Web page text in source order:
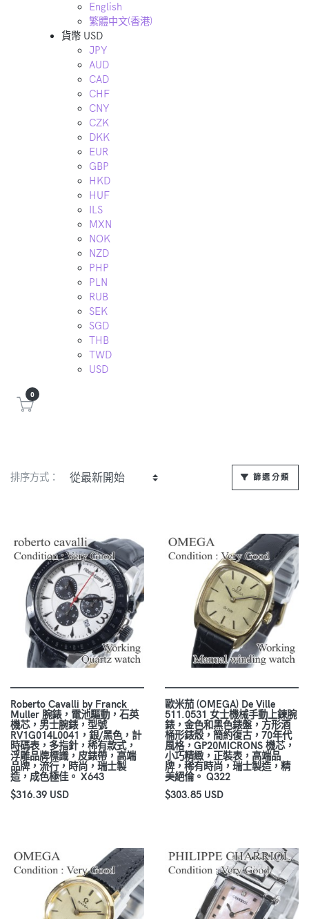
English
繁體中文(香港)
貨幣 USD
JPY
AUD
CAD
CHF
CNY
CZK
DKK
EUR
GBP
HKD
HUF
ILS
MXN
NOK
NZD
PHP
PLN
RUB
SEK
SGD
THB
TWD
USD
0
排序方式： 篩選分類
Roberto Cavalli by Franck
Muller 腕錶，電池驅動，石英
機芯，男士腕錶，型號
RV1G014L0041，銀/黑色，計
時碼表，多指針，稀有款式，
浮雕品牌標識，皮錶帶，高端
品牌，流行，時尚，瑞士製
造，成色極佳。 X643
$316.39 USD
歐米茄 (OMEGA) De Ville
511.0531 女士機械手動上鍊腕
錶，金色和黑色錶盤，方形酒
桶形錶殼，簡約復古，70年代
風格，GP20MICRONS 機芯，
小巧精緻，正裝表，高端品
牌，稀有時尚，瑞士製造，精
美絕倫。 Q322
$303.85 USD